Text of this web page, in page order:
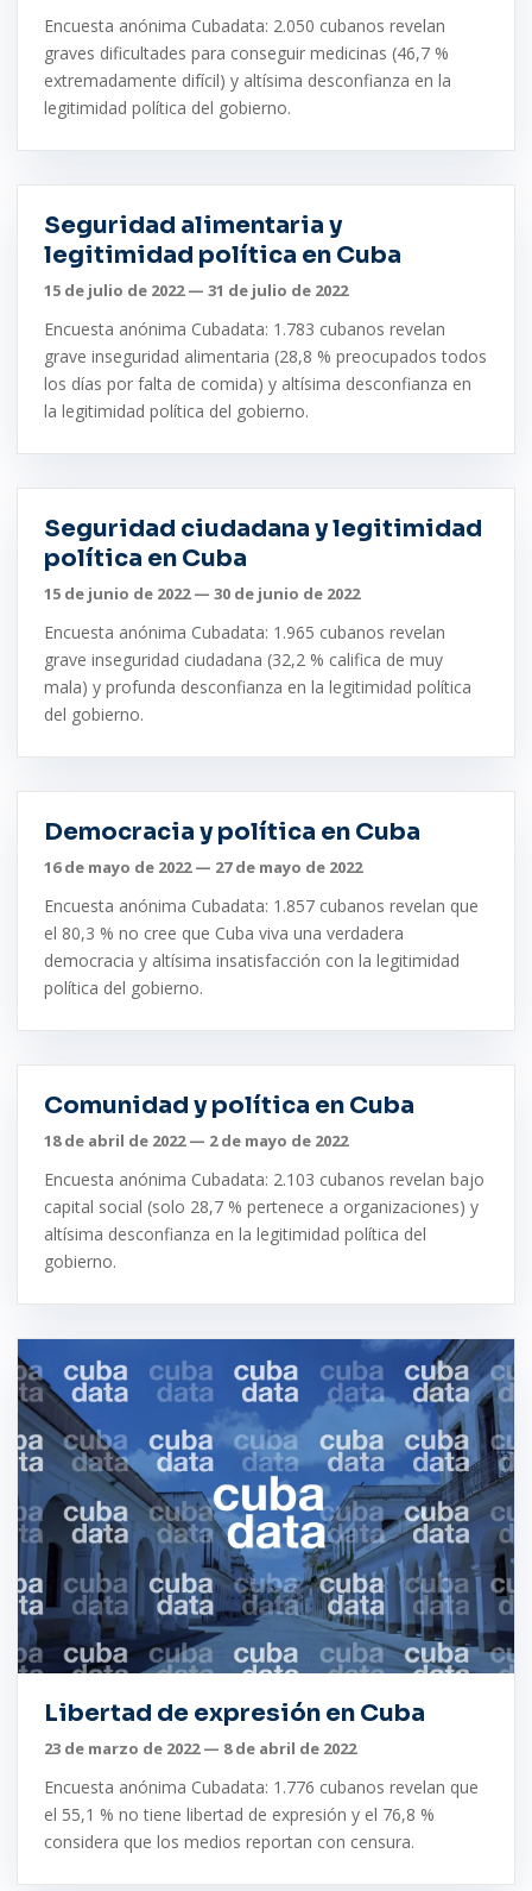
Encuesta anónima Cubadata: 2.050 cubanos revelan
graves dificultades para conseguir medicinas (46,7 %
extremadamente difícil) y altísima desconfianza en la
legitimidad política del gobierno.
Seguridad alimentaria y
legitimidad política en Cuba
15 de julio de 2022 — 31 de julio de 2022
Encuesta anónima Cubadata: 1.783 cubanos revelan
grave inseguridad alimentaria (28,8 % preocupados todos
los días por falta de comida) y altísima desconfianza en
la legitimidad política del gobierno.
Seguridad ciudadana y legitimidad
política en Cuba
15 de junio de 2022 — 30 de junio de 2022
Encuesta anónima Cubadata: 1.965 cubanos revelan
grave inseguridad ciudadana (32,2 % califica de muy
mala) y profunda desconfianza en la legitimidad política
del gobierno.
Democracia y política en Cuba
16 de mayo de 2022 — 27 de mayo de 2022
Encuesta anónima Cubadata: 1.857 cubanos revelan que
el 80,3 % no cree que Cuba viva una verdadera
democracia y altísima insatisfacción con la legitimidad
política del gobierno.
Comunidad y política en Cuba
18 de abril de 2022 — 2 de mayo de 2022
Encuesta anónima Cubadata: 2.103 cubanos revelan bajo
capital social (solo 28,7 % pertenece a organizaciones) y
altísima desconfianza en la legitimidad política del
gobierno.
Libertad de expresión en Cuba
23 de marzo de 2022 — 8 de abril de 2022
Encuesta anónima Cubadata: 1.776 cubanos revelan que
el 55,1 % no tiene libertad de expresión y el 76,8 %
considera que los medios reportan con censura.